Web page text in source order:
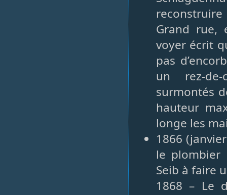
Grand rue,
voyer écrit
pas
un rez-
surmontés
hauteur
longe les
1866
le plombier
Seib à faire
1868 – Le